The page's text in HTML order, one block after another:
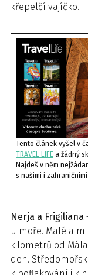
křepelčí vajíčko.
Tento článek vyšel v
TRAVEL LIFE a žádný
Najdeš v něm
s našimi i zahraničními
Nerja a Frigiliana
u moře. Malé a
kilometrů od
den.